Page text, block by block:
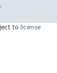
API v9.0.0
to license